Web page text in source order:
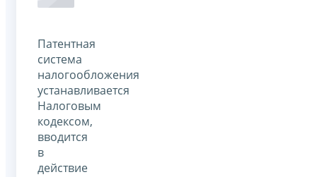
Патентная
система
налогообложения
устанавливается
Налоговым
кодексом,
вводится
в
действие